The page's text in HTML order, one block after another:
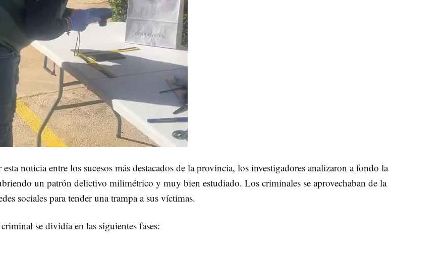
noticia entre los sucesos más destacados de la provincia, los investigadores analizaron a fondo la
un patrón delictivo milimétrico y muy bien estudiado. Los criminales se aprovechaban de la
sociales para tender una trampa a sus víctimas.
se dividía en las siguientes fases: